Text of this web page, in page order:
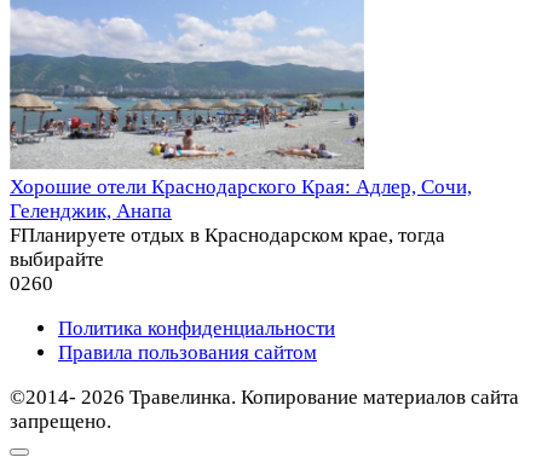
Хорошие отели Краснодарского Края: Адлер, Сочи,
Геленджик, Анапа
FПланируете отдых в Краснодарском крае, тогда
выбирайте
0260
Политика конфиденциальности
Правила пользования сайтом
©2014- 2026 Травелинка. Копирование материалов сайта
запрещено.